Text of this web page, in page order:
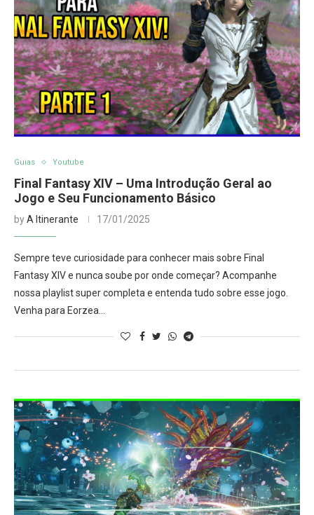
Guias Youtube
Final Fantasy XIV – Uma Introdução Geral ao
Jogo e Seu Funcionamento Básico
byA Itinerante 17/01/2025
Sempre teve curiosidade para conhecer mais sobre Final
Fantasy XIV e nunca soube por onde começar? Acompanhe
nossa playlist super completa e entenda tudo sobre esse jogo.
Venha para Eorzea…